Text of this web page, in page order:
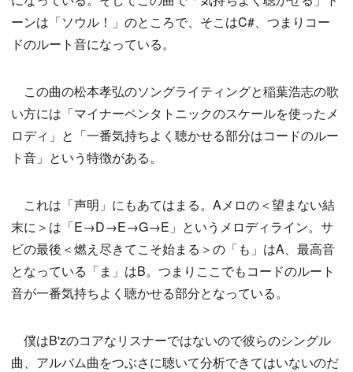
ーンは「ソウル！」のところで、そこはC#、つまりコー
ドのルート音になっている。
この曲の松本孝弘のソングライティングと稲葉浩志の歌
い方には「マイナーペンタトニックのスケールを使ったメ
ロディ」と「一番気持ちよく聴かせる部分はコードのルー
ト音」という特徴がある。
これは「声明」にもあてはまる。Aメロの＜望まない結
末に＞は「E→D→E→G→E」というメロディライン。サ
ビの最後＜燃え尽きてこそ始まる＞の「も」はA、最高音
となっている「ま」はB。つまりここでもコードのルート
音が一番気持ちよく聴かせる部分となっている。
僕はB'zのコアなリスナーではないので彼らのシングル
曲、アルバム曲をつぶさに聴いて分析できてはいないのだ